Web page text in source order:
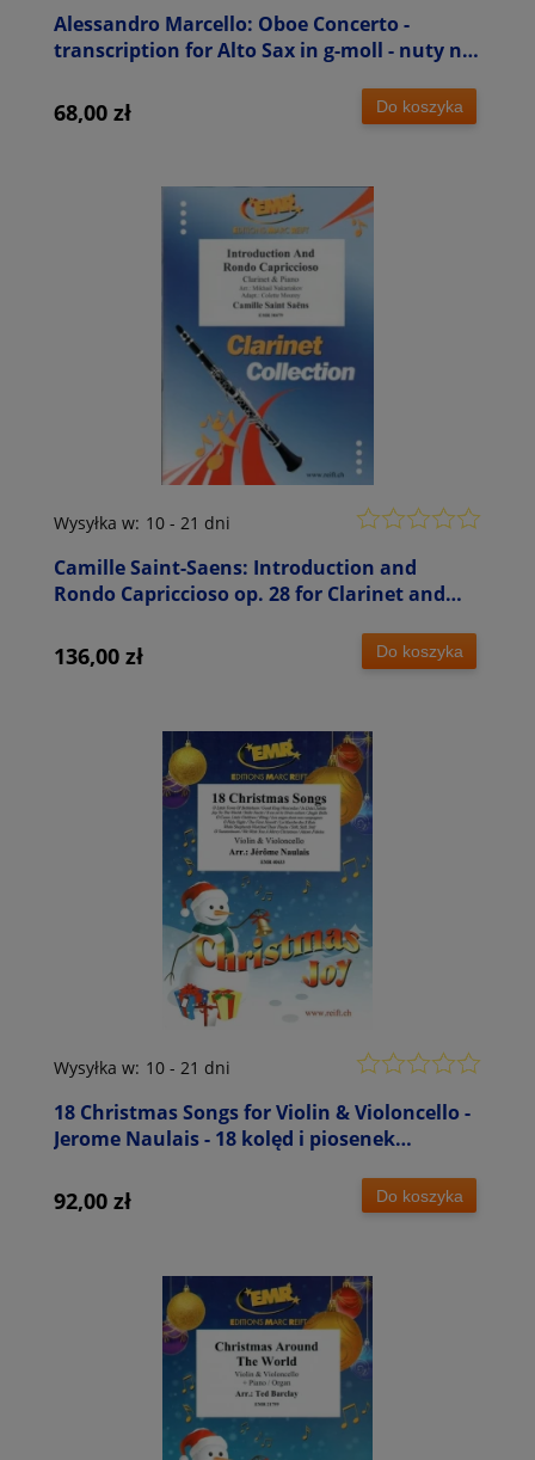
Alessandro Marcello: Oboe Concerto -
transcription for Alto Sax in g-moll - nuty na
68,00 zł Do koszyka
Camille Saint-Saens: Introduction and
Rondo Capriccioso op. 28 for Clarinet and
z fortepianem
Wysyłka w: 10 - 21 dni
136,00 zł Do koszyka
18 Christmas Songs for Violin & Violoncello -
Jerome Naulais - 18 kolęd i piosenek
wiolonczelę
Wysyłka w: 10 - 21 dni
92,00 zł Do koszyka